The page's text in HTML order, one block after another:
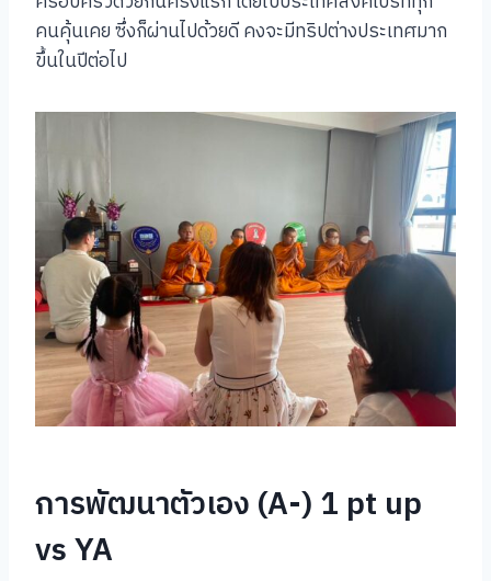
คนคุ้นเคย ซึ่งก็ผ่านไปด้วยดี คงจะมีทริปต่างประเทศมาก
ขึ้นในปีต่อไป
การพัฒนาตัวเอง (A-) 1 pt up
vs YA